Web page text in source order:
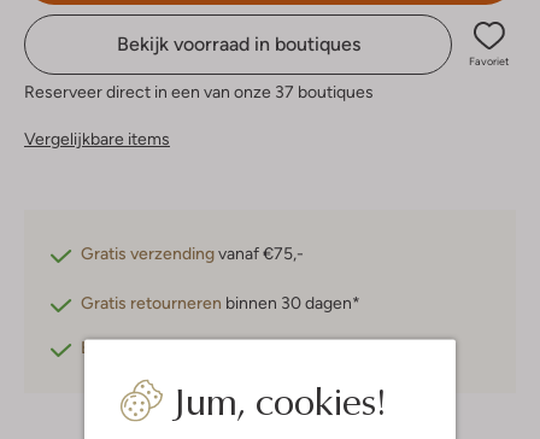
Jum, cookies!
Bekijk voorraad in boutiques
Favoriet
Reserveer direct in een van onze 37 boutiques
Vergelijkbare items
Gratis verzendingvanaf €75,-
Gratis retourneren binnen 30 dagen*
Betaal achteraf